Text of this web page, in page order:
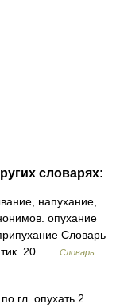
словарях:
напухание,
опухание
Словарь
20 …
Словарь
гл. опухать 2.